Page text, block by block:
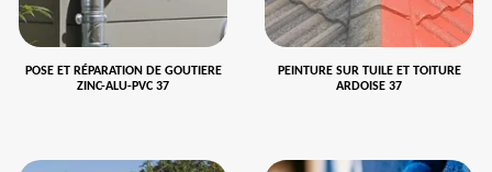
POSE ET RÉPARATION DE GOUTIERE
ZINC-ALU-PVC 37
PEINTURE SUR TUILE ET TOITURE
ARDOISE 37